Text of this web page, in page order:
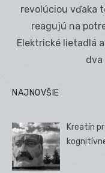
revolúciou vďaka
reagujú na
Elektrické lietadlá
dva
NAJNOVŠIE
Kreatín